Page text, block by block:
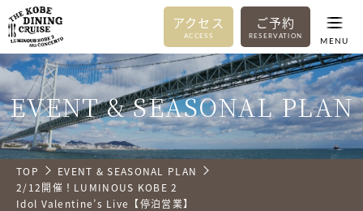
ご予約
RESERVATION
アクセス
ACCESS MENU
EVENT & SEASONAL PLAN
TOP
EVENT & SEASONAL PLAN
2/12開催！LUMINOUS KOBE 2
Idol Valentine’s Live【停泊営業】